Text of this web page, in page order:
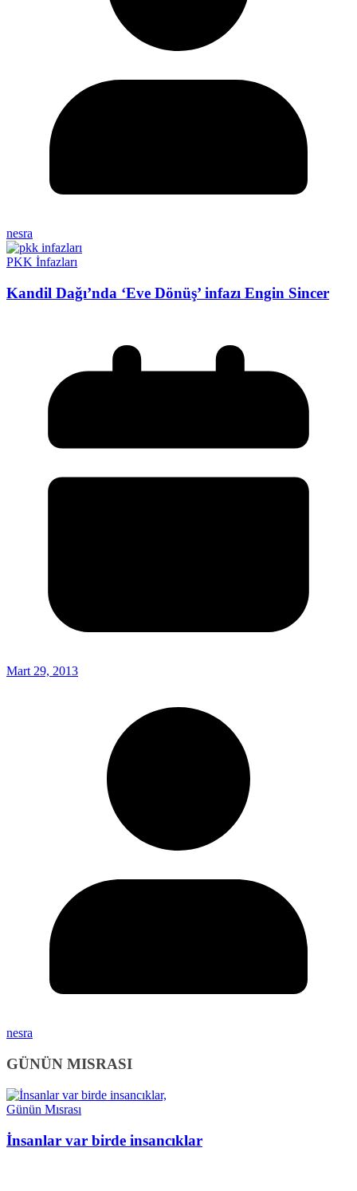
nesra
PKK İnfazları
Kandil Dağı’nda ‘Eve Dönüş’ infazı Engin Sincer
Mart 29, 2013
nesra
GÜNÜN MISRASI
Günün Mısrası
İnsanlar var birde insancıklar